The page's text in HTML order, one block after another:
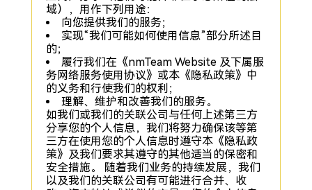
域），用作下列用途：
向您提供我们的服务；
实现“我们可能如何使用信息”部分所述目
的；
履行我们在《nmTeam Website 及下属服
务网络服务使用协议》或本《隐私政策》中
的义务和行使我们的权利；
理解、维护和改善我们的服务。
如我们或我们的关联公司与任何上述第三方
分享您的个人信息，我们将努力确保该等第
三方在使用您的个人信息时遵守本《隐私政
策》及我们要求其遵守的其他适当的保密和
安全措施。 随着我们业务的持续发展，我们
以及我们的关联公司有可能进行合并、收